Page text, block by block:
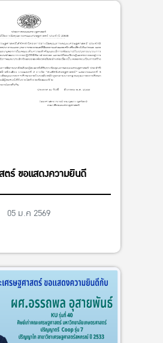
ตร์ ขอแสดงความยินดี
05 ม.ค 2569